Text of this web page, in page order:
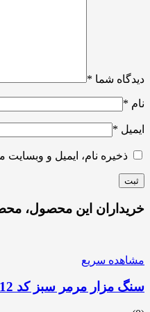
دیدگاه شما *
نام *
ایمیل *
ذخیره نام، ایمیل و
خریداران این محصول،
مشاهده سریع
سنگ مزار مرمر سبز کد 12